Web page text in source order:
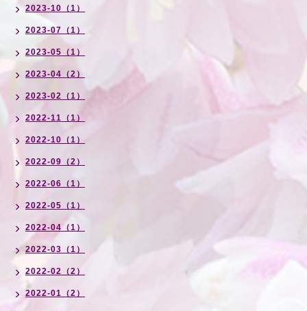
2023-10（1）
2023-07（1）
2023-05（1）
2023-04（2）
2023-02（1）
2022-11（1）
2022-10（1）
2022-09（2）
2022-06（1）
2022-05（1）
2022-04（1）
2022-03（1）
2022-02（2）
2022-01（2）